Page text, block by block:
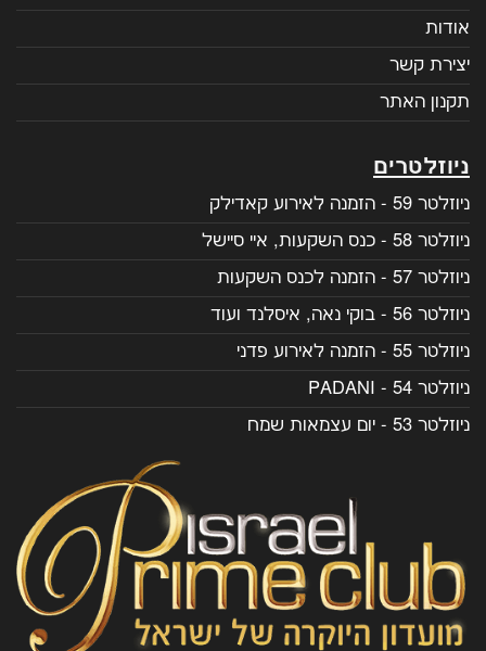
אודות
יצירת קשר
תקנון האתר
ניוזלטרים
ניוזלטר 59 - הזמנה לאירוע קאדילק
ניוזלטר 58 - כנס השקעות, איי סיישל
ניוזלטר 57 - הזמנה לכנס השקעות
ניוזלטר 56 - בוקי נאה, איסלנד ועוד
ניוזלטר 55 - הזמנה לאירוע פדני
ניוזלטר 54 - PADANI
ניוזלטר 53 - יום עצמאות שמח